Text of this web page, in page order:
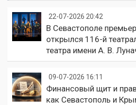
22-07-2026 20:42
В Севастополе
открылся 116-й
театра имени А. В.
09-07-2026 16:11
Финансовый щит и
как Севастополь и